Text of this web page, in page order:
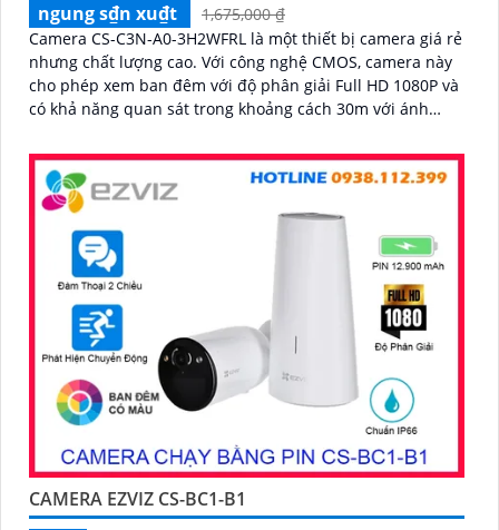
ngung s₫n xu₫t
1,675,000 ₫
Camera CS-C3N-A0-3H2WFRL là một thiết bị camera giá rẻ
nhưng chất lượng cao. Với công nghệ CMOS, camera này
cho phép xem ban đêm với độ phân giải Full HD 1080P và
có khả năng quan sát trong khoảng cách 30m với ánh
CAMERA EZVIZ CS-BC1-B1